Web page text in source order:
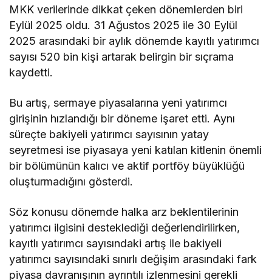
MKK verilerinde dikkat çeken dönemlerden biri
Eylül 2025 oldu. 31 Ağustos 2025 ile 30 Eylül
2025 arasındaki bir aylık dönemde kayıtlı yatırımcı
sayısı 520 bin kişi artarak belirgin bir sıçrama
kaydetti.
Bu artış, sermaye piyasalarına yeni yatırımcı
girişinin hızlandığı bir döneme işaret etti. Aynı
süreçte bakiyeli yatırımcı sayısının yatay
seyretmesi ise piyasaya yeni katılan kitlenin önemli
bir bölümünün kalıcı ve aktif portföy büyüklüğü
oluşturmadığını gösterdi.
Söz konusu dönemde halka arz beklentilerinin
yatırımcı ilgisini desteklediği değerlendirilirken,
kayıtlı yatırımcı sayısındaki artış ile bakiyeli
yatırımcı sayısındaki sınırlı değişim arasındaki fark
piyasa davranışının ayrıntılı izlenmesini gerekli